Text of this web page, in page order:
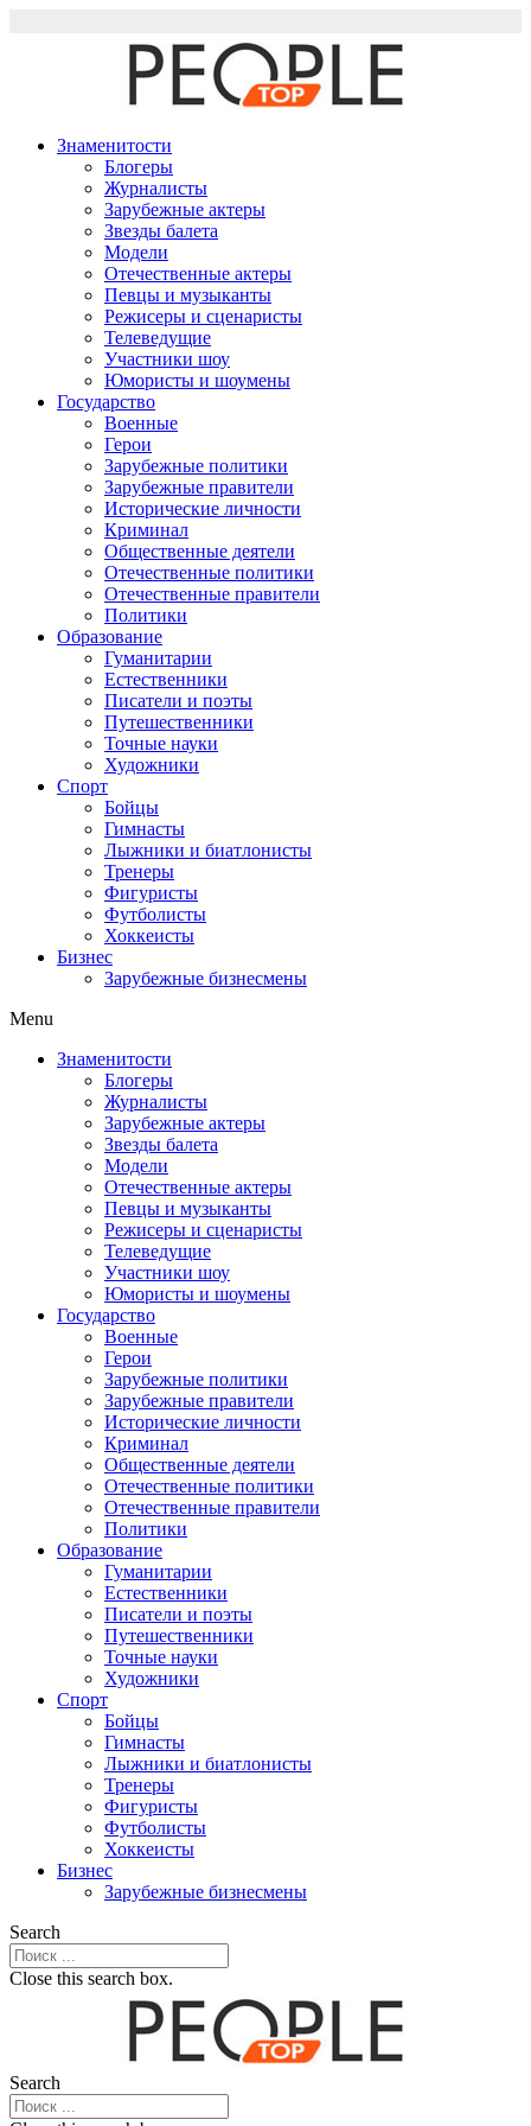
Знаменитости
Блогеры
Журналисты
Зарубежные актеры
Звезды балета
Модели
Отечественные актеры
Певцы и музыканты
Режисеры и сценаристы
Телеведущие
Участники шоу
Юмористы и шоумены
Государство
Военные
Герои
Зарубежные политики
Зарубежные правители
Исторические личности
Криминал
Общественные деятели
Отечественные политики
Отечественные правители
Политики
Образование
Гуманитарии
Естественники
Писатели и поэты
Путешественники
Точные науки
Художники
Спорт
Бойцы
Гимнасты
Лыжники и биатлонисты
Тренеры
Фигуристы
Футболисты
Хоккеисты
Бизнес
Зарубежные бизнесмены
Menu
Знаменитости
Блогеры
Журналисты
Зарубежные актеры
Звезды балета
Модели
Отечественные актеры
Певцы и музыканты
Режисеры и сценаристы
Телеведущие
Участники шоу
Юмористы и шоумены
Государство
Военные
Герои
Зарубежные политики
Зарубежные правители
Исторические личности
Криминал
Общественные деятели
Отечественные политики
Отечественные правители
Политики
Образование
Гуманитарии
Естественники
Писатели и поэты
Путешественники
Точные науки
Художники
Спорт
Бойцы
Гимнасты
Лыжники и биатлонисты
Тренеры
Фигуристы
Футболисты
Хоккеисты
Бизнес
Зарубежные бизнесмены
Search
Close this search box.
Search